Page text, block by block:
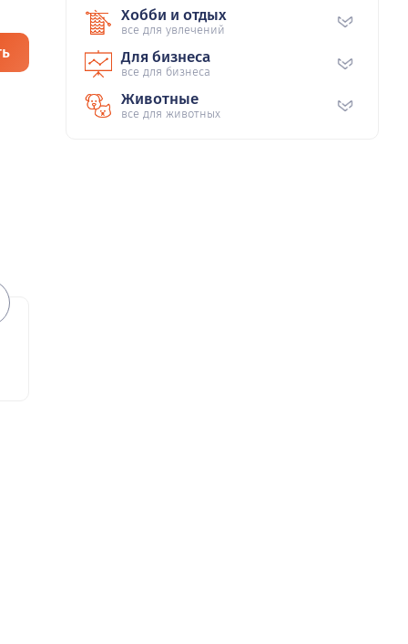
Хобби и отдых
все для увлечений
Для бизнеса
все для бизнеса
Животные
все для животных